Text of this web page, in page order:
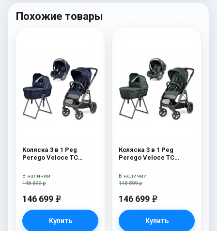
Похожие товары
Коляска 3 в 1 Peg
Perego Veloce TC
Shine New
148 899 р
146 699 e
Купить
В наличии
Коляска 3 в 1 Peg
Perego Veloce TC
New
148 899 р
146 699 e
Купить
В наличии